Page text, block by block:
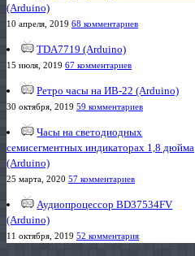
(Arduino)
10 апреля, 2019 68 комментариев
TDA7719 (Arduino)
15 июля, 2019 67 комментариев
Ретро часы на ИВ-22 (Arduino)
30 октября, 2019 59 комментариев
Часы на светодиодных
семисегментных индикаторах 1,8 дюйма
(Arduino)
25 марта, 2020 57 комментариев
Аудиопроцессор BD37534FV
(Arduino)
11 октября, 2019 52 комментария